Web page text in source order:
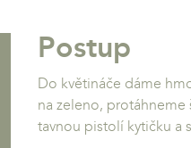
Postup
Do květináče dáme
na zeleno, protáhneme
tavnou pistolí kytičku a